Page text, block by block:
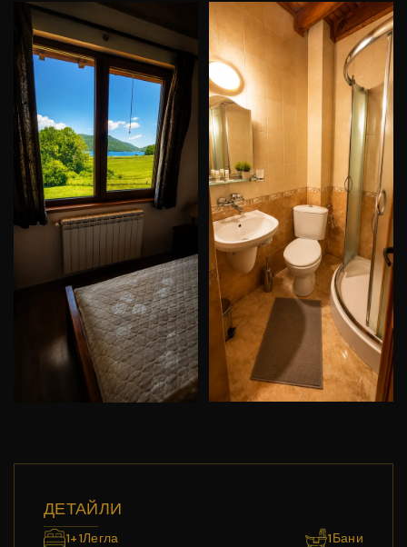
ДЕТАЙЛИ
1+1Легла 1Бани